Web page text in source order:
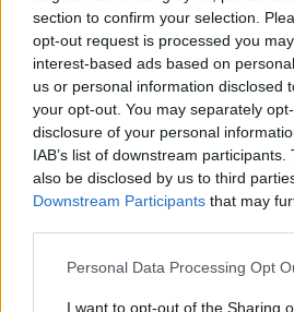
section to confirm your selection.
opt-out request is processed you
interest-based ads based on
us or personal information disclosed
your opt-out. You may separately
disclosure of your personal
IAB’s list of downstream
also be disclosed by us to third
Downstream Participants that may
Personal Data Processing Opt
I want to opt-out of the Sharing
ανακυκλώσιμων υλικών
Αντιδήμαρχος Υπηρεσίας για
Σαββατοκύριακο
Ακολουθήστε το Cretalive
στο
Κάντε εγγραφή στο κανάλι